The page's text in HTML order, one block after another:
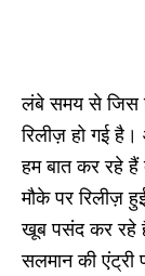
लंबे समय से जिस
रिलीज़ हो गई
हम बात कर रहे
मौके पर रिलीज़
खूब पसंद कर रहे
सलमान की एंट्री